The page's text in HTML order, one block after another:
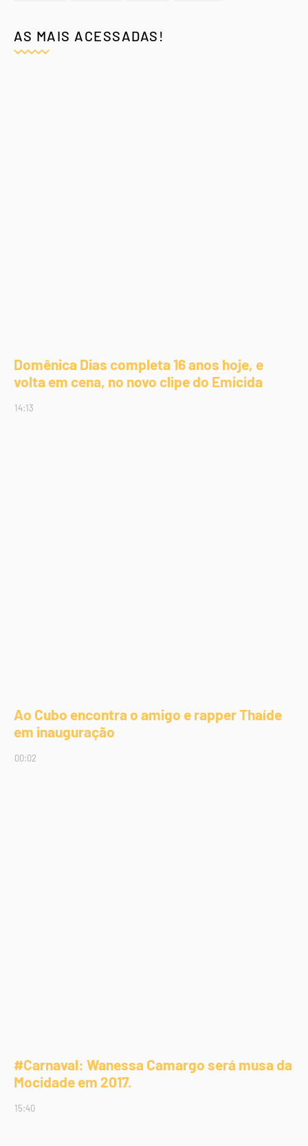
AS MAIS ACESSADAS!
Domênica Dias completa 16 anos hoje, e
volta em cena, no novo clipe do Emicida
14:13
Ao Cubo encontra o amigo e rapper Thaíde
em inauguração
00:02
#Carnaval: Wanessa Camargo será musa da
Mocidade em 2017.
15:40